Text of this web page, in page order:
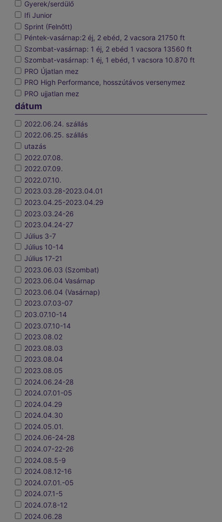
Gyerek/serdülő
Ifi Junior
Sprint (Felnőtt)
Péntek-vasárnap:2 éj, 2 ebéd, 2 vacsora 21750 ft
Szombat-vasárnap: 1 éj, 2 ebéd 1 vacsora 13560 ft
Szombat-vasárnap: 1 éj, 1 ebéd, 1 vacsora 10.870 ft
PRO Újatlan mez
PRO High Performance, hosszútávos versenymez
PRO ujjatlan mez
dátum
2022.06.24. szállás
2022.06.25. szállás
utazás
2022.07.08.
2022.07.09.
2022.07.10.
2023.03.28-2023.04.01
2023.04.25-2023.04.29
2023.03.24-26
2023.04.24-27
Július 3-7
Július 10-14
Július 17-21
2023.06.03 (Szombat)
2023.06.04 Vasárnap
2023.06.04 (Vasárnap)
2023.07.03-07
203.07.10-14
2023.07.10-14
2023.08.02
2023.08.03
2023.08.04
2023.08.05
2024.06.24-28
2024.07.01-05
2024.04.29
2024.04.30
2024.05.01.
2024.06-24-28
2024.07-22-26
2024.08.5-9
2024.08.12-16
2024.07.01.-05
2024.07.1-5
2024.07.8-12
2024.06.28